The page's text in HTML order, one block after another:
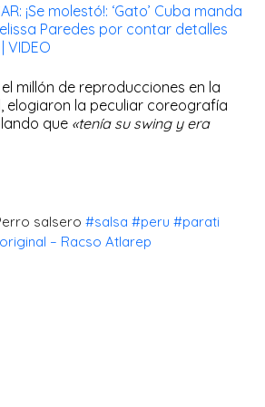
¡Se molestó!: ‘Gato’ Cuba manda
Paredes por contar detalles
VIDEO
millón de reproducciones en la
elogiaron la peculiar coreografía
que «tenía su swing y era
salsero#salsa #peru #parati
– Racso Atlarep